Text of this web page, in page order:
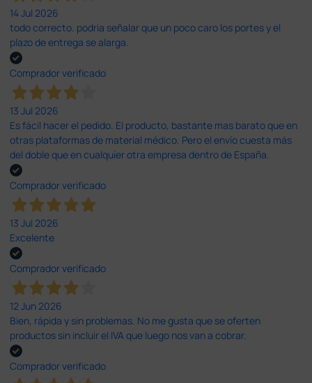
14 Jul 2026
todo correcto. podria señalar que un poco caro los portes y el
plazo de entrega se alarga.
Comprador verificado
13 Jul 2026
Es fácil hacer el pedido. El producto, bastante mas barato que en
otras plataformas de material médico. Pero el envío cuesta más
del doble que en cualquier otra empresa dentro de España.
Comprador verificado
13 Jul 2026
Excelente
Comprador verificado
12 Jun 2026
Bien, rápida y sin problemas. No me gusta que se oferten
productos sin incluir el IVA que luego nos van a cobrar.
Comprador verificado